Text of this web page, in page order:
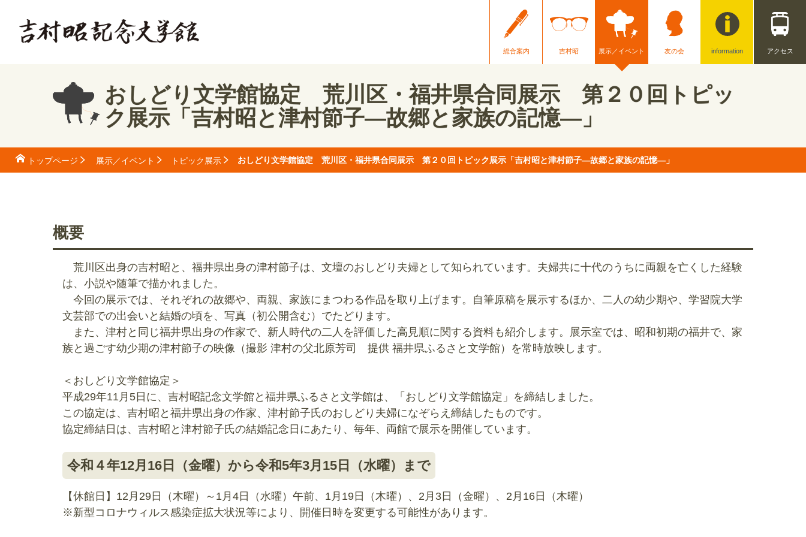
総合案内 吉村昭 展示／イベント 友の会 information アクセス
おしどり文学館協定 荒川区・福井県合同展示 第２０回トピッ
ク展示「吉村昭と津村節子―故郷と家族の記憶―」
トップページ 展示／イベント トピック展示 おしどり文学館協定 荒川区・福井県合同展示 第２０回トピック展示「吉村昭と津村節子―故郷と家族の記憶―」
概要
荒川区出身の吉村昭と、福井県出身の津村節子は、文壇のおしどり夫婦として知られています。夫婦共に十代のうちに両親を亡くした経験
は、小説や随筆で描かれました。
今回の展示では、それぞれの故郷や、両親、家族にまつわる作品を取り上げます。自筆原稿を展示するほか、二人の幼少期や、学習院大学
文芸部での出会いと結婚の頃を、写真（初公開含む）でたどります。
また、津村と同じ福井県出身の作家で、新人時代の二人を評価した高見順に関する資料も紹介します。展示室では、昭和初期の福井で、家
族と過ごす幼少期の津村節子の映像（撮影 津村の父北原芳司 提供 福井県ふるさと文学館）を常時放映します。
＜おしどり文学館協定＞
平成29年11月5日に、吉村昭記念文学館と福井県ふるさと文学館は、「おしどり文学館協定」を締結しました。
この協定は、吉村昭と福井県出身の作家、津村節子氏のおしどり夫婦になぞらえ締結したものです。
協定締結日は、吉村昭と津村節子氏の結婚記念日にあたり、毎年、両館で展示を開催しています。
令和４年12月16日（金曜）から令和5年3月15日（水曜）まで
【休館日】12月29日（木曜）～1月4日（水曜）午前、1月19日（木曜）、2月3日（金曜）、2月16日（木曜）
※新型コロナウィルス感染症拡大状況等により、開催日時を変更する可能性があります。